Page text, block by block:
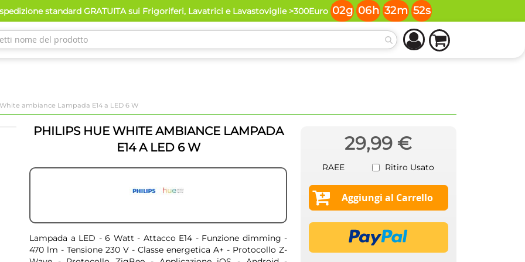
standard GRATUITA sui Frigoriferi, Lavatrici e Lavastoviglie >300Euro 02g 06h 32m 52s
ambiance Lampada E14 a LED 6 W
PHILIPS HUE WHITE AMBIANCE LAMPADA
E14 A LED 6 W
Lampada a LED - 6 Watt - Attacco E14 - Funzione dimming -
470 lm - Tensione 230 V - Classe energetica A+ - Protocollo Z-
29,99 €
RAEE Ritiro Usato
Aggiungi al Carrello